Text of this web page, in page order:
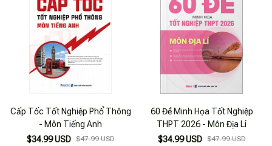
Cấp Tốc Tốt Nghiệp Phổ Thông
- Môn Tiếng Anh
$34.99 USD $47.99 USD
60 Đề Minh Họa Tốt Nghiệp
THPT 2026 - Môn Địa Lí
$34.99 USD $47.99 USD